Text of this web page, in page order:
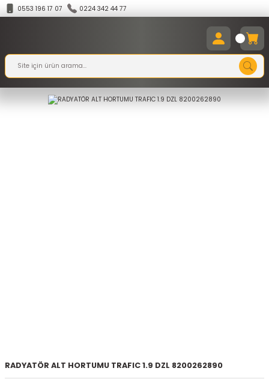
0553 196 17 07 0224 342 44 77
RADYATÖR ALT HORTUMU TRAFIC 1.9 DZL 8200262890